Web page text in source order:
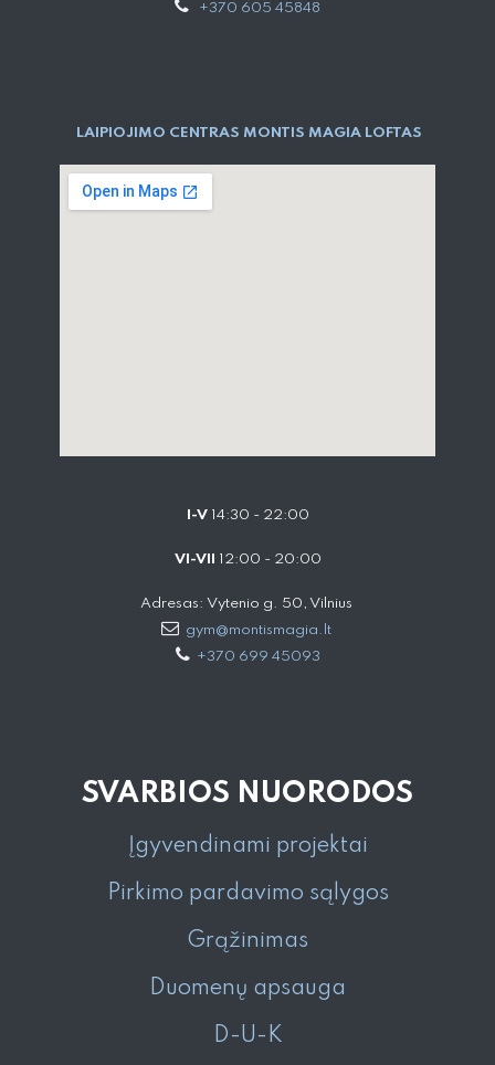
+370 605 45848
LAIPIOJIMO CENTRAS MONTIS MAGIA LOFTAS
I-V14:30 - 22:00
VI-VII 12:00 - 20:00
Adresas: Vytenio g. 50, Vilnius
gym@montismagia.lt
+370 699 45093
SVARBIOS NUORODOS
Įgyvendinami projektai
Pirkimo pardavimo sąlygos
Grąžinimas
Duomenų apsauga
D-U-K